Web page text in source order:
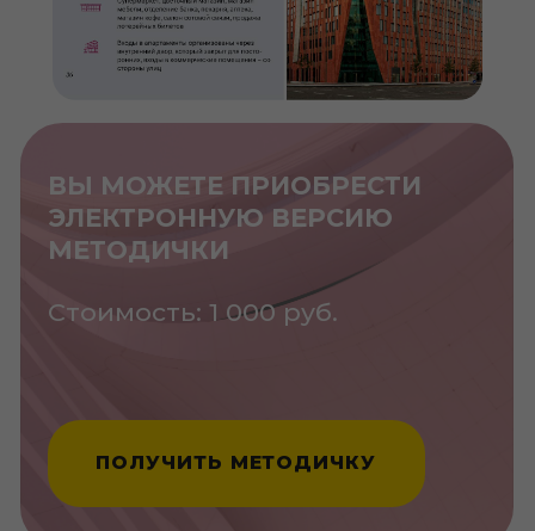
Школа Девелопера
О нас
Корпоративные услуги
Консалтинг
Отзывы
Модульные программы
Конференции и форумы
Бизнес-туры